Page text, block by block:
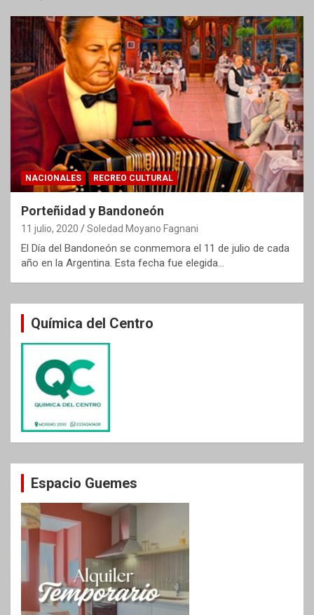
NACIONALES RECREO CULTURAL
Porteñidad y Bandoneón
11 julio, 2020 Soledad Moyano Fagnani
El Día del Bandoneón se conmemora el 11 de julio de cada
año en la Argentina. Esta fecha fue elegida…
Química del Centro
Espacio Guemes